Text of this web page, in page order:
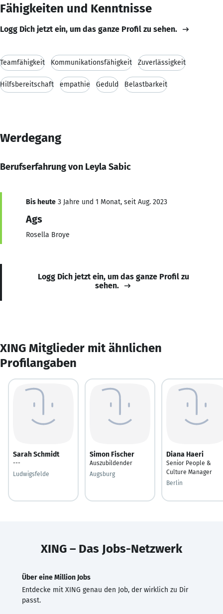
Fähigkeiten und Kenntnisse
Logg Dich jetzt ein, um das ganze Profil zu sehen.
Teamfähigkeit Kommunikationsfähigkeit Zuverlässigkeit
Hilfsbereitschaft empathie Geduld Belastbarkeit
Werdegang
Berufserfahrung von Leyla Sabic
Bis heute 3 Jahre und 1 Monat, seit Aug. 2023
Ags
Rosella Broye
Logg Dich jetzt ein, um das ganze Profil zu
sehen.
XING Mitglieder mit ähnlichen
Profilangaben
Sarah Schmidt
---
Ludwigsfelde
Simon Fischer
Auszubildender
Augsburg
Diana Haeri
Senior People &
Culture Manager
Berlin
XING – Das Jobs-Netzwerk
Über eine Million Jobs
Entdecke mit XING genau den Job, der wirklich zu Dir
passt.